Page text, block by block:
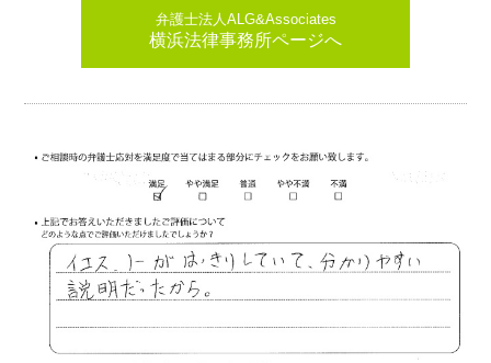
弁護士法人ALG&Associates
横浜法律事務所ページへ